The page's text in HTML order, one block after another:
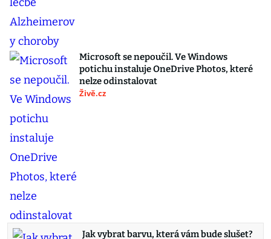
Microsoft se nepoučil. Ve Windows
potichu instaluje OneDrive Photos, které
nelze odinstalovat
Živě.cz
Jak vybrat barvu, která vám bude slušet?